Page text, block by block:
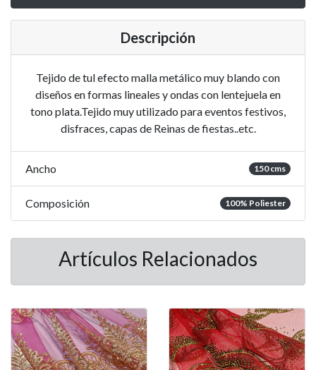
Descripción
Tejido de tul efecto malla metálico muy blando con
diseños en formas lineales y ondas con lentejuela en
tono plata.Tejido muy utilizado para eventos festivos,
disfraces, capas de Reinas de fiestas..etc.
Ancho 150 cms
Composición 100% Poliester
Artículos Relacionados